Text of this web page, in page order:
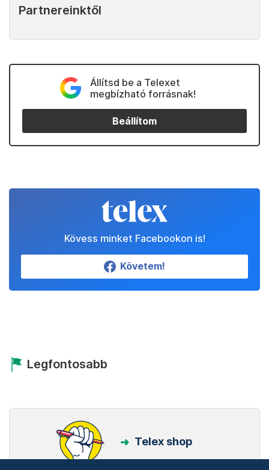
Partnereinktől
Állítsd be a Telexet
megbízható forrásnak!
Beállítom
Kövess minket Facebookon is!
Követem!
Legfontosabb
Telex shop